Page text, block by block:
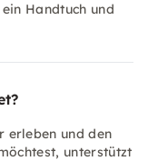
Handtuch und
erleben und den
unterstützt